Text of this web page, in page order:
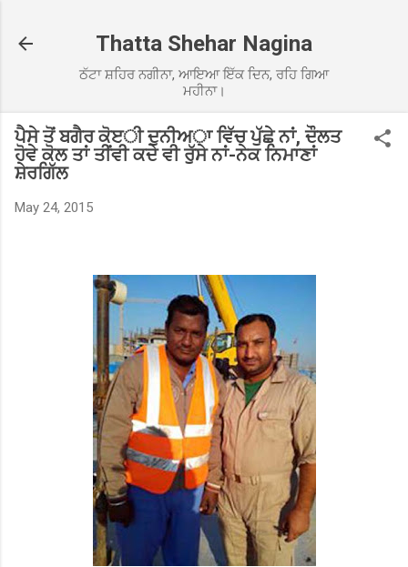
Thatta Shehar Nagina
ਠੱਟਾ ਸ਼ਹਿਰ ਨਗੀਨਾ, ਆਇਆ ਇੱਕ ਦਿਨ, ਰਹਿ ਗਿਆ
ਮਹੀਨਾ।
ਪੈਸੇ ਤੋਂ ਬਗੈਰ ਕੋੲੀ ਦੁਨੀਅਾ ਵਿੱਚ ਪੁੱਛੇ ਨਾਂ, ਦੌਲਤ
ਹੋਵੇ ਕੋਲ ਤਾਂ ਤੀਂਵੀ ਕਦੇ ਵੀ ਰੁੱਸੇ ਨਾਂ-ਨੇਕ ਨਿਮਾਣਾਂ
ਸ਼ੇਰਗਿੱਲ
May 24, 2015